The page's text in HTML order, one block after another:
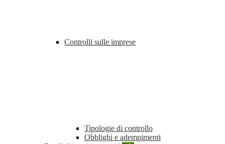
Controlli sulle imprese
Tipologie di controllo
Obblighi e adempimenti